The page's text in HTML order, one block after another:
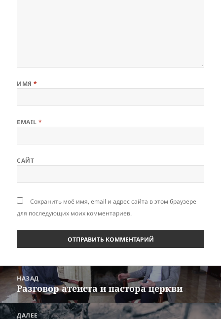
ИМЯ*
EMAIL*
САЙТ
Сохранить моё имя, email и адрес сайта в этом браузере
для последующих моих комментариев.
Навигация
по
записям
НАЗАД
Предыдущая
запись:
Разговор атеиста и пастора церкви
ДАЛЕЕ